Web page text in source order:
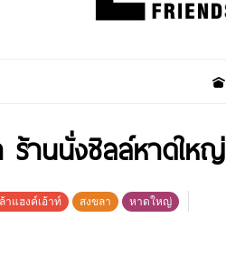
ร้านนั่งชิลล์หาดใหญ่
าแฮงค์เอ้าท์ สงขลา หาดใหญ่